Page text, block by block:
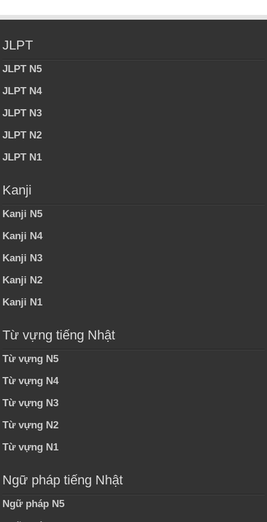
JLPT
JLPT N5
JLPT N4
JLPT N3
JLPT N2
JLPT N1
Kanji
Kanji N5
Kanji N4
Kanji N3
Kanji N2
Kanji N1
Từ vựng tiếng Nhật
Từ vựng N5
Từ vựng N4
Từ vựng N3
Từ vựng N2
Từ vựng N1
Ngữ pháp tiếng Nhật
Ngữ pháp N5